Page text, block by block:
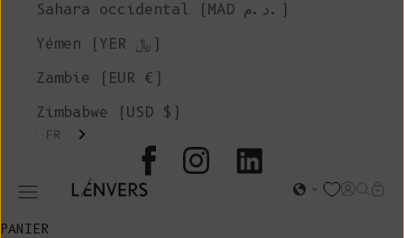
L'ENVERS
Ouvrir le menu de navigation Page
Sahara occidental (MAD د.م.)
Yémen (YER ﷼)
Zambie (EUR €)
Zimbabwe (USD $)
FR
PANIER